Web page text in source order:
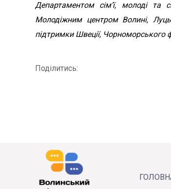
Департаментом сім’ї, молоді та
Молодіжним центром Волині,
підтримки Швеції, Чорноморського
Поділитись: